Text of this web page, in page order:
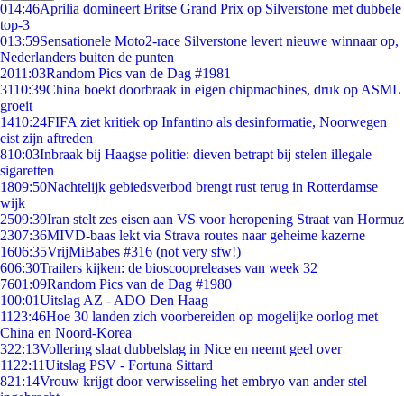
014:46Aprilia domineert Britse Grand Prix op Silverstone met dubbele
top-3
013:59Sensationele Moto2-race Silverstone levert nieuwe winnaar op,
Nederlanders buiten de punten
2011:03Random Pics van de Dag #1981
3110:39China boekt doorbraak in eigen chipmachines, druk op ASML
groeit
1410:24FIFA ziet kritiek op Infantino als desinformatie, Noorwegen
eist zijn aftreden
810:03Inbraak bij Haagse politie: dieven betrapt bij stelen illegale
sigaretten
1809:50Nachtelijk gebiedsverbod brengt rust terug in Rotterdamse
wijk
2509:39Iran stelt zes eisen aan VS voor heropening Straat van Hormuz
2307:36MIVD-baas lekt via Strava routes naar geheime kazerne
1606:35VrijMiBabes #316 (not very sfw!)
606:30Trailers kijken: de bioscoopreleases van week 32
7601:09Random Pics van de Dag #1980
100:01Uitslag AZ - ADO Den Haag
11 23:46Hoe 30 landen zich voorbereiden op mogelijke oorlog met
China en Noord-Korea
322:13Vollering slaat dubbelslag in Nice en neemt geel over
11 22:11Uitslag PSV - Fortuna Sittard
821:14Vrouw krijgt door verwisseling het embryo van ander stel